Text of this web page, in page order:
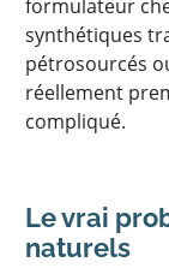
formulateur
synthétiques
pétrosourcés
réellement
compliqué.
Le vrai
naturels